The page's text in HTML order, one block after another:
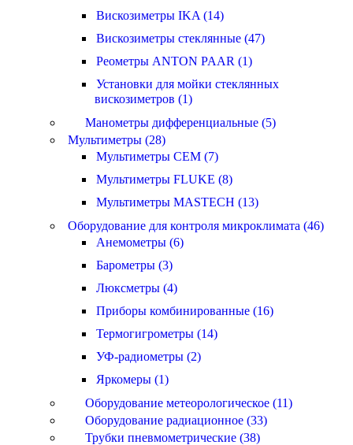
Вискозиметры IKA (14)
Вискозиметры стеклянные (47)
Реометры ANTON PAAR (1)
Установки для мойки стеклянных
вискозиметров (1)
Манометры дифференциальные (5)
Мультиметры (28)
Мультиметры CEM (7)
Мультиметры FLUKE (8)
Мультиметры MASTECH (13)
Оборудование для контроля микроклимата (46)
Анемометры (6)
Барометры (3)
Люксметры (4)
Приборы комбинированные (16)
Термогигрометры (14)
УФ-радиометры (2)
Яркомеры (1)
Оборудование метеорологическое (11)
Оборудование радиационное (33)
Трубки пневмометрические (38)